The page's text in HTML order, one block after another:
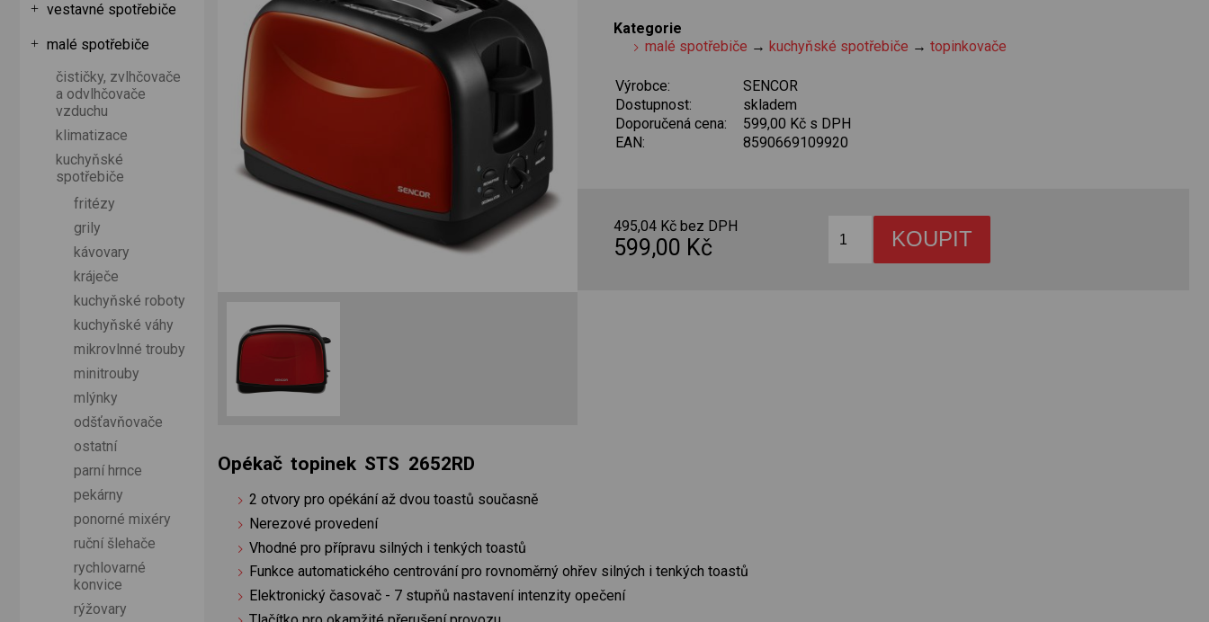
Kategorie
malé spotřebiče →kuchyňské spotřebiče →topinkovače
Výrobce:
SENCOR
Dostupnost:
skladem
Doporučená cena:
599,00 Kč s DPH
EAN:
8590669109920
495,04 Kč bez DPH
599,00 Kč
Opékač topinek STS 2652RD
2 otvory pro opékání až dvou toastů současně
Nerezové provedení
Vhodné pro přípravu silných i tenkých toastů
Funkce automatického centrování pro rovnoměrný ohřev silných i tenkých toastů
Elektronický časovač - 7 stupňů nastavení intenzity opečení
vestavné spotřebiče
malé spotřebiče
čističky, zvlhčovače
a odvlhčovače
vzduchu
klimatizace
kuchyňské
spotřebiče
fritézy
grily
kávovary
kráječe
kuchyňské roboty
kuchyňské váhy
mikrovlnné trouby
minitrouby
mlýnky
odšťavňovače
ostatní
parní hrnce
pekárny
ponorné mixéry
ruční šlehače
rychlovarné
konvice
rýžovary